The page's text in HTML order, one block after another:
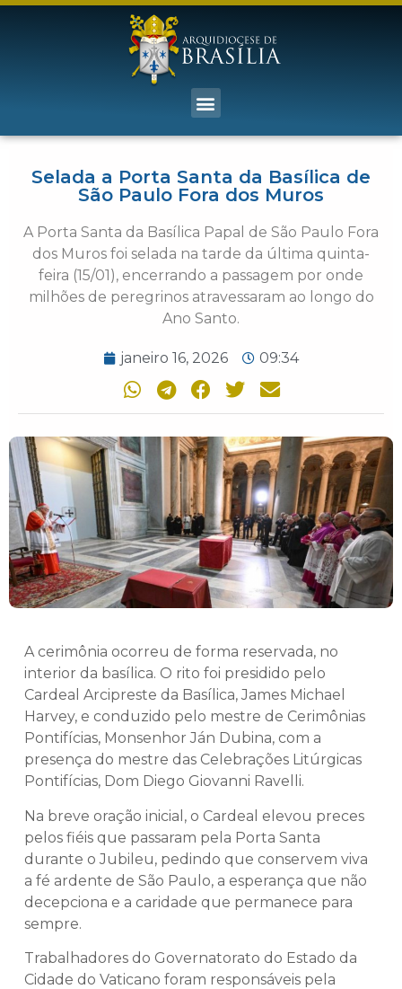
Selada a Porta Santa da Basílica de
São Paulo Fora dos Muros
A Porta Santa da Basílica Papal de São Paulo Fora
dos Muros foi selada na tarde da última quinta-
feira (15/01), encerrando a passagem por onde
milhões de peregrinos atravessaram ao longo do
Ano Santo.
janeiro 16, 2026 09:34
A cerimônia ocorreu de forma reservada, no
interior da basílica. O rito foi presidido pelo
Cardeal Arcipreste da Basílica, James Michael
Harvey, e conduzido pelo mestre de Cerimônias
Pontifícias, Monsenhor Ján Dubina, com a
presença do mestre das Celebrações Litúrgicas
Pontifícias, Dom Diego Giovanni Ravelli.
Na breve oração inicial, o Cardeal elevou preces
pelos fiéis que passaram pela Porta Santa
durante o Jubileu, pedindo que conservem viva
a fé ardente de São Paulo, a esperança que não
decepciona e a caridade que permanece para
sempre.
Trabalhadores do Governatorato do Estado da
Cidade do Vaticano foram responsáveis pela